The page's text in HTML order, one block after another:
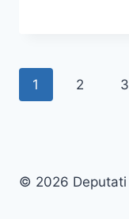
Page
1 2 3
© 2026 Deputati